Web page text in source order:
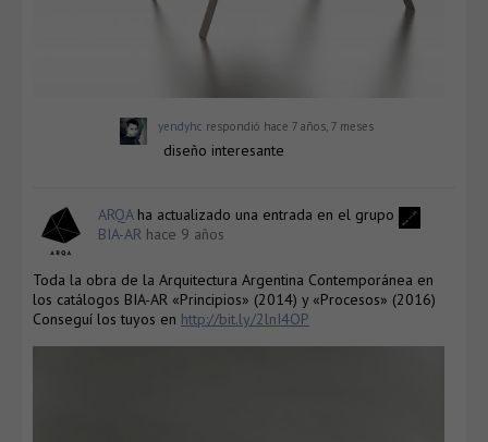
yendyhc respondió hace 7 años, 7 meses
diseño interesante
ARQAha actualizado una entrada en el grupo
BIA-AR hace 9 años
Toda la obra de la Arquitectura Argentina Contemporánea en
los catálogos BIA-AR «Principios» (2014) y «Procesos» (2016)
Conseguí los tuyos en http://bit.ly/2lnI4OP